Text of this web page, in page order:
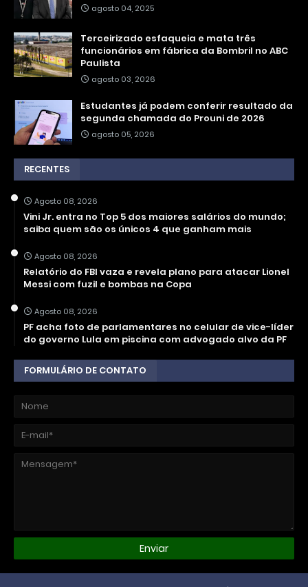
agosto 04, 2025
Terceirizado esfaqueia e mata três
funcionários em fábrica da Bombril no ABC
Paulista
agosto 03, 2026
Estudantes já podem conferir resultado da
segunda chamada do Prouni de 2026
agosto 05, 2026
RECENTES
Agosto 08, 2026
Vini Jr. entra no Top 5 dos maiores salários do mundo;
saiba quem são os únicos 4 que ganham mais
Agosto 08, 2026
Relatório do FBI vaza e revela plano para atacar Lionel
Messi com fuzil e bombas na Copa
Agosto 08, 2026
PF acha foto de parlamentares no celular de vice-líder
do governo Lula em piscina com advogado alvo da PF
FORMULÁRIO DE CONTATO